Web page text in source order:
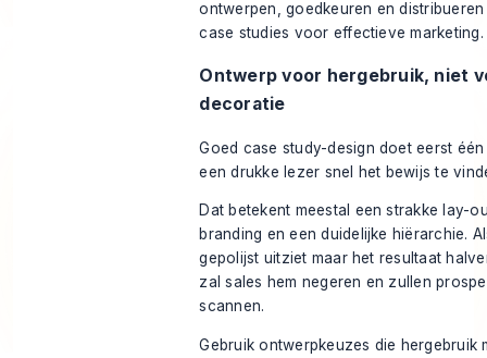
Ontwerp voor hergebruik, niet
decoratie
Goed case study-design doet eerst één
een drukke lezer snel het bewijs te
Dat betekent meestal een strakke lay-
branding en een duidelijke hiërarchie.
gepolijst uitziet maar het resultaat
zal sales hem negeren en zullen
scannen.
Gebruik ontwerpkeuzes die hergebruik